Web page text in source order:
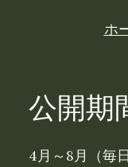
ホ
公開期
4月～8月（毎